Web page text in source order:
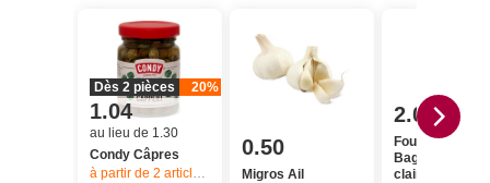
Dès 2 pièces 20%
1.04
au lieu de 1.30
Condy Câpres
à partir de 2 articles, Offre valable du 6.8 au 12.8.2026, jusqu’à
0.50
Migros Ail
2.00
Four à pierre
Baguette
claire